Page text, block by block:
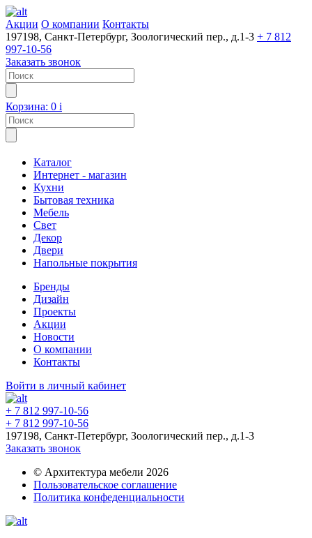
Акции О компании Контакты
197198, Санкт-Петербург, Зоологический пер., д.1-3 + 7 812
997-10-56
Заказать звонок
Корзина: 0 i
Каталог
Интернет - магазин
Кухни
Бытовая техника
Мебель
Свет
Декор
Двери
Напольные покрытия
Бренды
Дизайн
Проекты
Акции
Новости
О компании
Контакты
Войти в личный кабинет
+ 7 812 997-10-56
+ 7 812 997-10-56
197198, Санкт-Петербург, Зоологический пер., д.1-3
Заказать звонок
© Архитектура мебели 2026
Пользовательское соглашение
Политика конфеденциальности